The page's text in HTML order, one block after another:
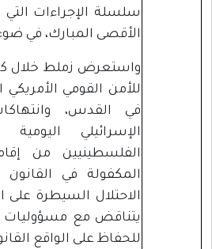
سلسلة الإجراءات
الأقصى المبارك، في
واستعرض زملط خلال
للأمن القومي
في القدس،
الإسرائيلي
الفلسطينيين من
المكفولة في القانون
الاحتلال السيطرة
يتناقض مع مسؤوليات
للحفاظ على الواقع